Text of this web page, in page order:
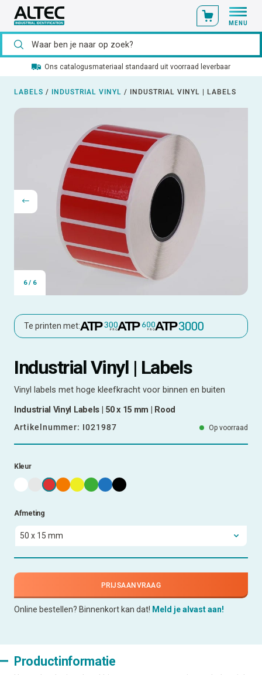
MENU
Ons catalogusmateriaal standaard uit voorraad leverbaar
LABELS / INDUSTRIAL VINYL / INDUSTRIAL VINYL | LABELS
6/ 6
Te printen met:
Industrial Vinyl | Labels
Vinyl labels met hoge kleefkracht voor binnen en buiten
Industrial Vinyl Labels | 50 x 15 mm | Rood
Artikelnummer: I021987 Op voorraad
Kleur
Afmeting
PRIJSAANVRAAG
Online bestellen? Binnenkort kan dat! Meld je alvast aan!
Productinformatie